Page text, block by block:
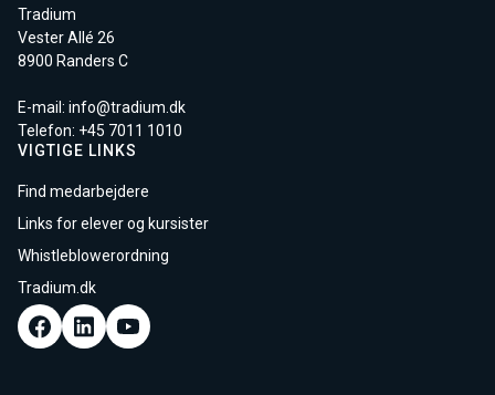
Tradium
Vester Allé 26
8900 Randers C
E-mail: info@tradium.dk
Telefon: +45 7011 1010
VIGTIGE LINKS
Find medarbejdere
Links for elever og kursister
Whistleblowerordning
Tradium.dk